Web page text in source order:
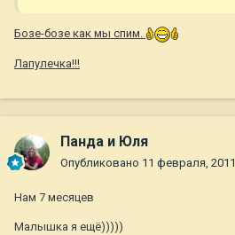
Бозе-бозе как мы спим.
Лапулечка!!!
Панда и Юля
Опубликовано 11 февраля, 2011
Нам 7 месяцев
Малышка я ещё)))))